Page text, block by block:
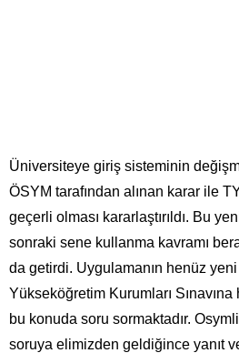
Üniversiteye giriş sisteminin
ÖSYM tarafından alınan karar ile
geçerli olması kararlaştırıldı. Bu
sonraki sene kullanma kavramı
da getirdi. Uygulamanın henüz
Yükseköğretim Kurumları
bu konuda soru sormaktadır.
soruya elimizden geldiğince yanıt